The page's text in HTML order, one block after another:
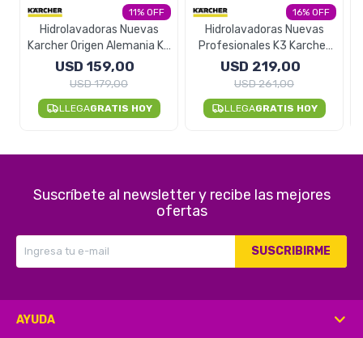
11
Hidrolavadoras Nuevas
Karcher Origen Alemania K2
- Basic
USD 159,00
USD179,00
LLEGAGRATIS HOY
16
Hidrolavadoras Nuevas
Profesionales K3 Karcher
Alemana - Basic
USD 219,00
USD261,00
LLEGAGRATIS HOY
Suscríbete al newsletter y recibe las mejores
ofertas
SUSCRIBIRME
AYUDA